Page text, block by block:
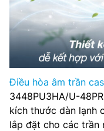
Điều hòa âm trần
3448PU3HA/U-
kích thước dàn lạnh
lắp đặt cho các trần